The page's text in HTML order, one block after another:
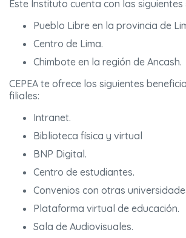
Este Instituto cuenta con las siguientes
Pueblo Libre en la provincia de
Centro de Lima.
Chimbote en la región de Ancash.
CEPEA te ofrece los siguientes
filiales:
Intranet.
Biblioteca física y virtual
BNP Digital.
Centro de estudiantes.
Convenios con otras
Plataforma virtual de educación.
Sala de Audiovisuales.